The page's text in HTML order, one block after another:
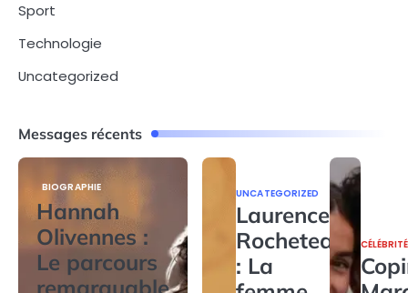
Sport
Technologie
Uncategorized
Messages récents
BIOGRAPHIE
Hannah
Olivennes :
Le parcours
remarquable
UNCATEGORIZED
Laurence
Rocheteau
: La